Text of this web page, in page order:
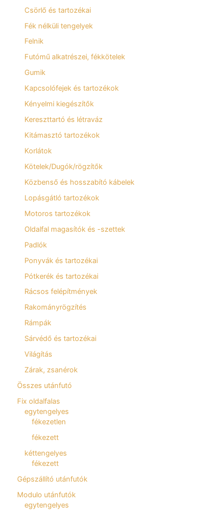
Csörlő és tartozékai
Fék nélküli tengelyek
Felnik
Futómű alkatrészei, fékkötelek
Gumik
Kapcsolófejek és tartozékok
Kényelmi kiegészítők
Kereszttartó és létraváz
Kitámasztó tartozékok
Korlátok
Kötelek/Dugók/rögzítők
Közbenső és hosszabító kábelek
Lopásgátló tartozékok
Motoros tartozékok
Oldalfal magasítók és -szettek
Padlók
Ponyvák és tartozékai
Pótkerék és tartozékai
Rácsos felépítmények
Rakományrögzítés
Rámpák
Sárvédő és tartozékai
Világítás
Zárak, zsanérok
Összes utánfutó
Fix oldalfalas
egytengelyes
fékezetlen
fékezett
kéttengelyes
fékezett
Gépszállító utánfutók
Modulo utánfutók
egytengelyes